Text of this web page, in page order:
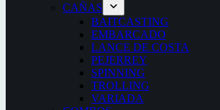
CAÑAS
BAITCASTING
EMBARCADO
LANCE DE COSTA
PEJERREY
SPINNING
TROLLING
VARIADA